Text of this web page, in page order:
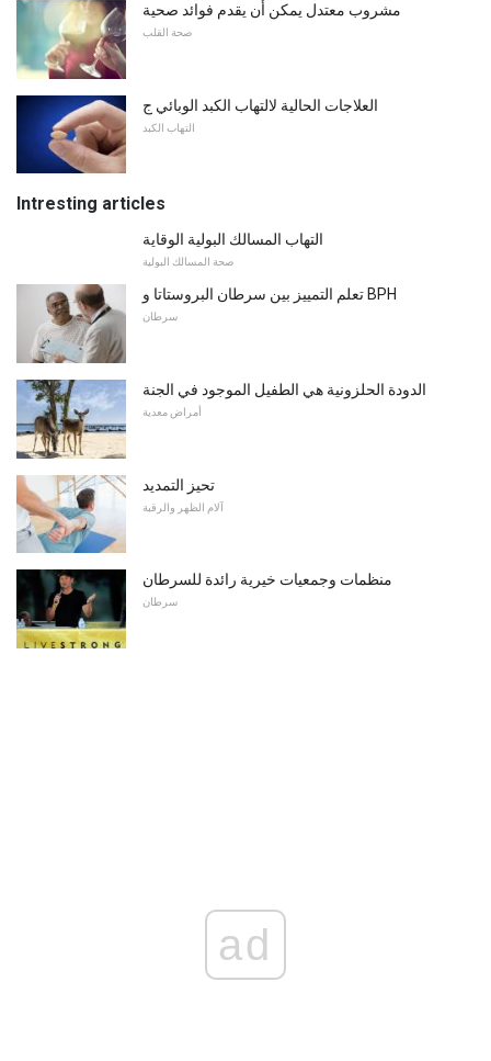
مشروب معتدل يمكن أن يقدم فوائد صحية
صحة القلب
العلاجات الحالية لالتهاب الكبد الوبائي ج
التهاب الكبد
Intresting articles
التهاب المسالك البولية الوقاية
صحة المسالك البولية
تعلم التمييز بين سرطان البروستاتا و BPH
سرطان
الدودة الحلزونية هي الطفيل الموجود في الجنة
أمراض معدية
تحيز التمديد
آلام الظهر والرقبة
منظمات وجمعيات خيرية رائدة للسرطان
سرطان
ad